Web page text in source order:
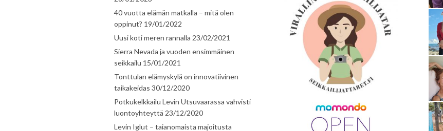
40 vuotta elämän matkalla – mitä olen
oppinut? 19/01/2022
Uusi koti meren rannalla 23/02/2021
Sierra Nevada ja vuoden ensimmäinen
seikkailu 15/01/2021
Tonttulan elämyskylä on innovatiivinen
taikakeidas 30/12/2020
Potkukelkkailu Levin Utsuvaarassa vahvisti
luontoyhteyttä 23/12/2020
Levin Iglut – taianomaista majoitusta